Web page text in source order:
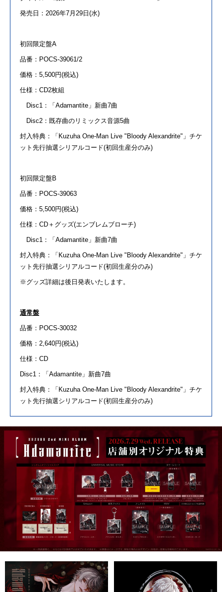
発売 日 ： 2026年7月 29 日 (水)
初回限定盤A
品番：POCS-39061/2
価格：5,500円(税込)
仕様：CD2枚組
Disc1：「 Adamantite 」新曲7曲
Disc2：既存曲のリミックス音源5曲
封入特典：「Kuzuha One-Man Live "Bloody Alexandrite"」チケ
ット先行抽選シリアルコード(初回生産分のみ)
初回限定盤B
品番：POCS-39063
価格：5,500円(税込)
仕様：CD＋グッズ(エンブレムブローチ)
Disc1：「 Adamantite 」新曲7曲
封入特典：「Kuzuha One-Man Live "Bloody Alexandrite"」チケ
ット先行抽選シリアルコード(初回生産分のみ)
※グッズ詳細は後 日 発表いたします。
通常盤
品番：POCS-30032
価格：2,640円(税込)
仕様：CD
Disc1：「 Adamantite 」新曲7曲
封入特典：「Kuzuha One-Man Live "Bloody Alexandrite"」チケ
ット先行抽選シリアルコード(初回生産分のみ)